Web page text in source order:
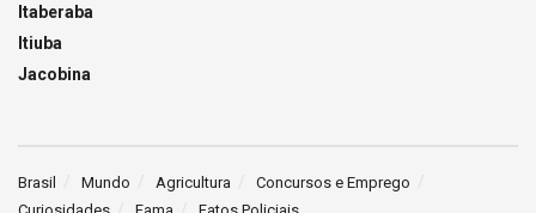
Itaberaba
Itiuba
Jacobina
Brasil Mundo Agricultura
Concursos e Emprego